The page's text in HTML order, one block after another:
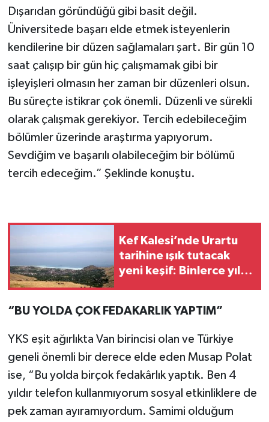
Dışarıdan göründüğü gibi basit değil.
Üniversitede başarı elde etmek isteyenlerin
kendilerine bir düzen sağlamaları şart. Bir gün 10
saat çalışıp bir gün hiç çalışmamak gibi bir
işleyişleri olmasın her zaman bir düzenleri olsun.
Bu süreçte istikrar çok önemli. Düzenli ve sürekli
olarak çalışmak gerekiyor. Tercih edebileceğim
bölümler üzerinde araştırma yapıyorum.
Sevdiğim ve başarılı olabileceğim bir bölümü
tercih edeceğim.” Şeklinde konuştu.
Kef Kalesi’nde Urartu
tarihine ışık tutacak
yeni keşif: Binlerce yıllık
“BU YOLDA ÇOK FEDAKARLIK YAPTIM”
YKS eşit ağırlıkta Van birincisi olan ve Türkiye
geneli önemli bir derece elde eden Musap Polat
ise, “Bu yolda birçok fedakârlık yaptık. Ben 4
yıldır telefon kullanmıyorum sosyal etkinliklere de
pek zaman ayıramıyordum. Samimi olduğum